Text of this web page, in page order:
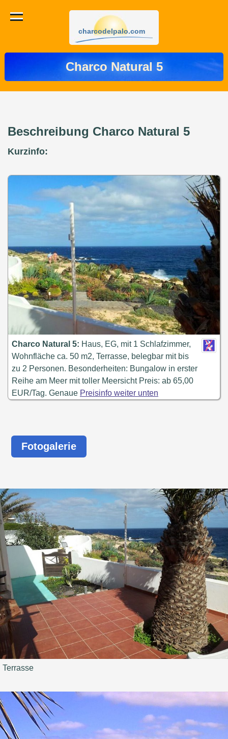
charcodelpalo.com
Charco Natural 5
Beschreibung Charco Natural 5
Kurzinfo:
Charco Natural 5: Haus, EG, mit 1 Schlafzimmer,
Wohnfläche ca. 50 m2, Terrasse, belegbar mit bis
zu 2 Personen. Besonderheiten: Bungalow in erster
Reihe am Meer mit toller Meersicht Preis: ab 65,00
EUR/Tag. Genaue Preisinfo weiter unten
Fotogalerie
Terrasse